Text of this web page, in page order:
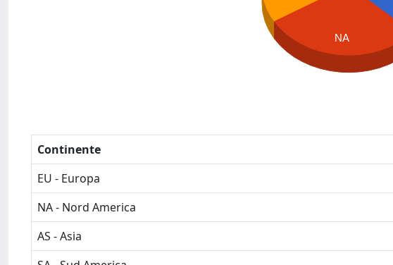
NA
Continente
EU - Europa
NA - Nord America
AS - Asia